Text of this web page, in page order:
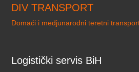
DIV TRANSPORT
Domaći i medjunarodni teretni
Logistički servis BiH